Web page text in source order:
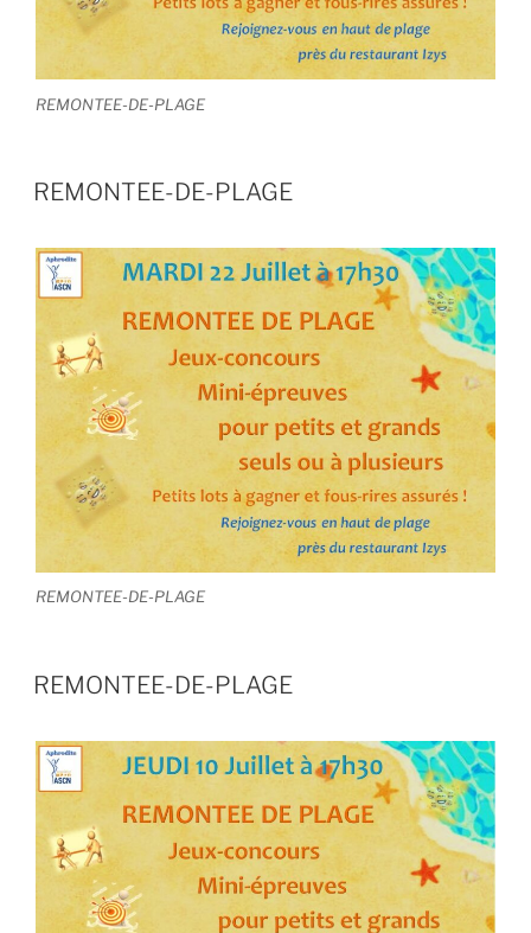
REMONTEE-DE-PLAGE
REMONTEE-DE-PLAGE
REMONTEE-DE-PLAGE
REMONTEE-DE-PLAGE